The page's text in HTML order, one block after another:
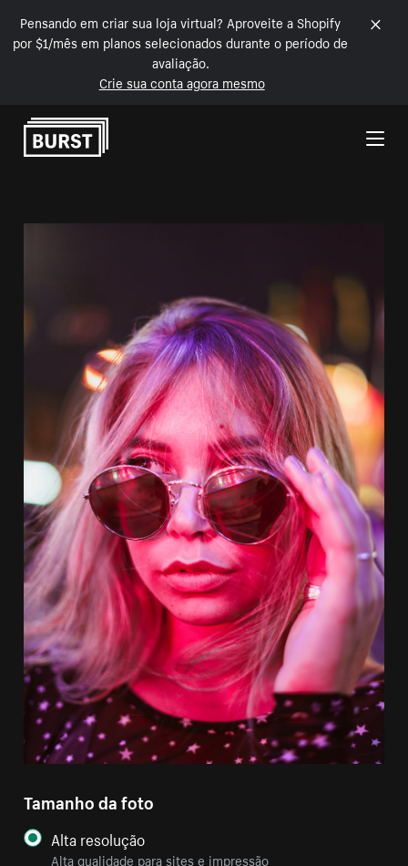
Pensando em criar sua loja virtual? Aproveite a Shopify
por $1/mês em planos selecionados durante o período de
avaliação.
Crie sua conta agora mesmo
Pular para o conteúdo
Tamanho da foto
Alta resolução
Alta qualidade para sites e impressão